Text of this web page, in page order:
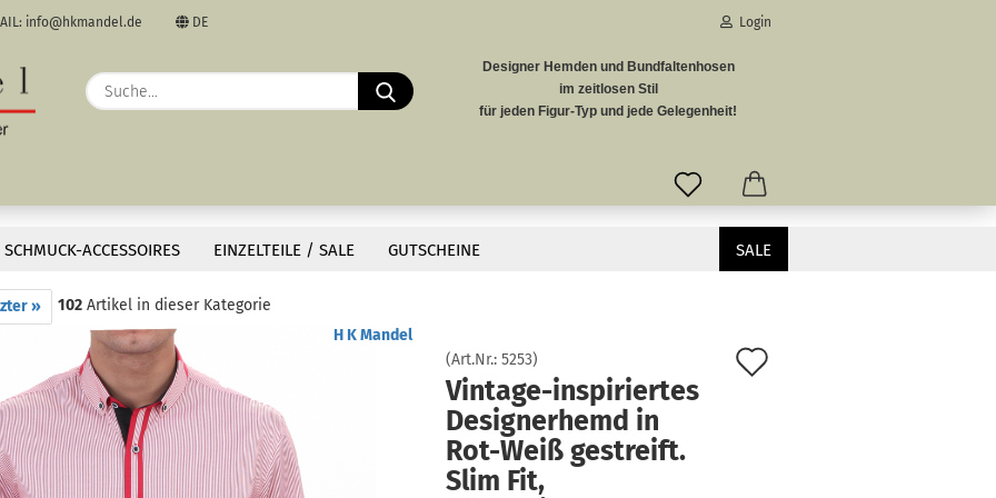
info@hkmandel.de DE Login
Suche...
Designer Hemden und Bundfaltenhosen
im zeitlosen Stil
für jeden Figur-Typ und jede Gelegenheit!
SCHMUCK-ACCESSOIRES EINZELTEILE / SALE GUTSCHEINE SALE
gestreift. Slim Fit, bügelleichtes Mischgewebe mit Button-Down-Kragen – stilvoller Auftritt garantiert.
» 102 Artikel in dieser Kategorie
H K Mandel
(Art.Nr.: 5253)
Vintage-inspiriertes
Designerhemd in
Rot-Weiß gestreift.
Slim Fit,